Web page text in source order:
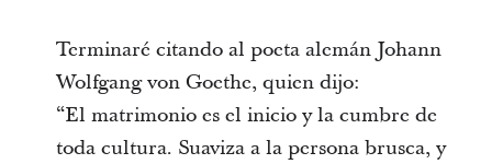
Terminaré citando al poeta alemán Johann
Wolfgang von Goethe, quien dijo:
“El matrimonio es el inicio y la cumbre de
toda cultura. Suaviza a la persona brusca, y